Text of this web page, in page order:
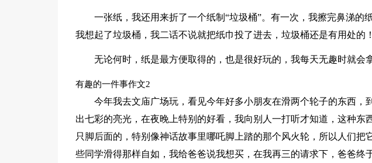
一张纸，我还用来折了一个纸制“垃圾桶”。有一次，我擦完鼻涕的
我想起了垃圾桶，我二话不说就把纸巾投了进去，垃圾桶还是有用处的！
无论何时，纸是最方便取得的，也是很好玩的，我每天无趣时就会
有趣的一件事作文2
今年我去文庙广场玩，看见今年好多小朋友在滑两个轮子的东西，
出七彩的亮光，在夜晚上特别的好看，我向别人一打听才知道，这种东
只脚后面的，特别像神话故事里哪吒脚上踏的那个风火轮，所以人们把
些同学滑得那样自如，我给爸爸说我想买，在我再三的请求下，爸爸终